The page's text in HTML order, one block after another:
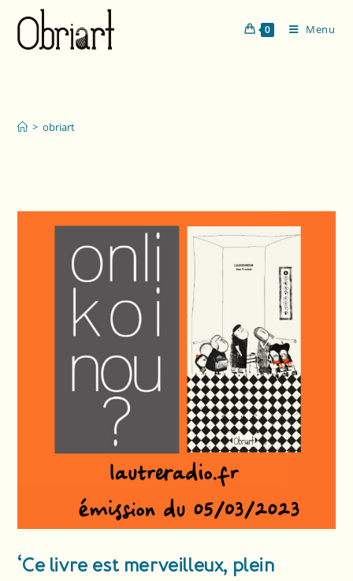
0 Menu
> obriart
‘Ce livre est merveilleux, plein